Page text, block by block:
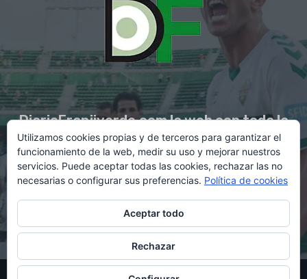
DiarioFranjiverde.com la web con toda la
información del Elche C.F.
Contacto en:diario@franjiverde.com
© Copyright 2021 - Gestión y diseño por Rubén Maestre
Utilizamos cookies propias y de terceros para garantizar el
funcionamiento de la web, medir su uso y mejorar nuestros
servicios. Puede aceptar todas las cookies, rechazar las no
necesarias o configurar sus preferencias. Política de cookies
Aceptar todo
Rechazar